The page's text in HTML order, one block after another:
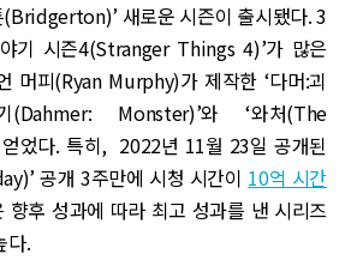
(Bridgerton)’ 새로운 시즌이 출시됐다. 3
기 시즌4(Stranger Things 4)’가 많은
머피(Ryan Murphy)가 제작한 ‘다머:괴
Monster)’와 ‘와처(The
었다. 특히, 2022년 11월 23일 공개된
공개 3주만에 시청 시간이 10억 시간
후 성과에 따라 최고 성과를 낸 시리즈
다.